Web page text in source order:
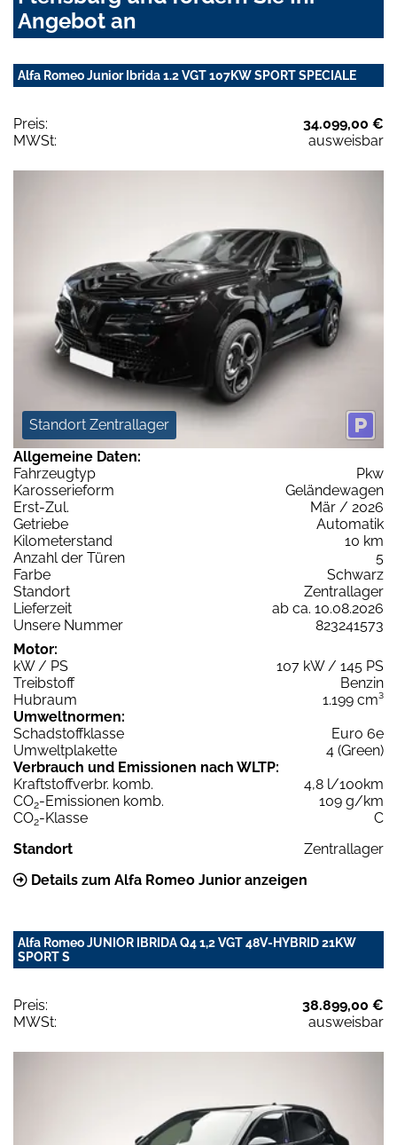
Angebot an
Alfa Romeo Junior Ibrida 1.2 VGT 107KW SPORT SPECIALE
Preis:
34.099,00 €
MWSt:
ausweisbar
Standort Zentrallager
Allgemeine Daten:
Fahrzeugtyp
Pkw
Karosserieform
Geländewagen
Erst-Zul.
Mär / 2026
Getriebe
Automatik
Kilometerstand
10 km
Anzahl der Türen
5
Farbe
Schwarz
Standort
Zentrallager
Lieferzeit
ab ca. 10.08.2026
Unsere Nummer
823241573
Motor:
kW / PS
107 kW / 145 PS
Treibstoff
Benzin
Hubraum
1.199 cm³
Umweltnormen:
Schadstoffklasse
Euro 6e
Umweltplakette
4 (Green)
Verbrauch und Emissionen nach WLTP:
Kraftstoffverbr. komb.
4,8 l/100km
CO2-Emissionen komb.
109 g/km
CO2-Klasse
C
Standort
Zentrallager
Details zum Alfa Romeo Junior anzeigen
Alfa Romeo JUNIOR IBRIDA Q4 1,2 VGT 48V-HYBRID 21KW
SPORT S
Preis:
38.899,00 €
MWSt:
ausweisbar